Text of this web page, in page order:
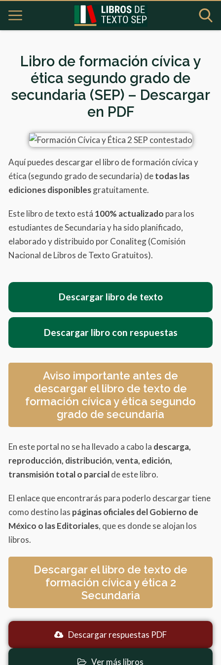
Libro de formación cívica y
ética segundo grado de
secundaria (SEP) – Descargar
en PDF
Aquí puedes descargar el libro de formación cívica y
ética (segundo grado de secundaria) detodas las
ediciones disponiblesgratuitamente.
Este libro de texto está 100% actualizado para los
estudiantes de Secundaria y ha sido planificado,
elaborado y distribuido por Conaliteg (Comisión
Nacional de Libros de Texto Gratuitos).
Descargar libro de texto
Descargar libro con respuestas
Aviso importante antes de
descargar el libro de texto de
formación cívica y ética segundo
grado de secundaria
En este portal no se ha llevado a cabo la descarga,
reproducción, distribución, venta, edición,
transmisión total o parcialde este libro.
El enlace que encontrarás para poderlo descargar tiene
como destino las páginas oficiales del Gobierno de
México o las Editoriales, que es donde se alojan los
libros.
Descargar el libro de texto de
formación cívica y ética 2
Secundaria
Descargar respuestas PDF
Ver más libros